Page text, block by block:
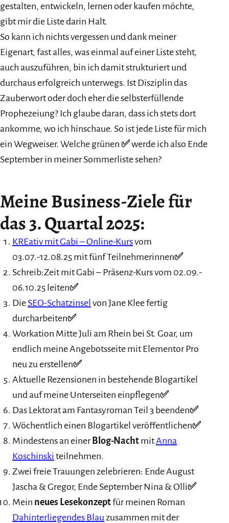
gestalten, entwickeln, lernen oder kaufen möchte,
gibt mir die Liste darin Halt.
So kann ich nichts vergessen und dank meiner
Eigenart, fast alles, was einmal auf einer Liste steht,
auch auszuführen, bin ich damit strukturiert und
durchaus erfolgreich unterwegs. Ist Disziplin das
Zauberwort oder doch eher die selbsterfüllende
Prophezeiung? Ich glaube daran, dass ich stets dort
ankomme, wo ich hinschaue. So ist jede Liste für mich
ein Wegweiser. Welche grünen ✅werde ich also Ende
September in meiner Sommerliste sehen?
Meine Business-Ziele für
das 3. Quartal 2025:
KREativ mit Gabi – Online-Kursvom
03.07.-12.08.25 mit fünf Teilnehmerinnen✅
Schreib:Zeit mit Gabi – Präsenz-Kurs vom 02.09.-
06.10.25 leiten✅
Die SEO-Schatzinsel von Jane Klee fertig
durcharbeiten✅
Workation Mitte Juli am Rhein bei St. Goar, um
endlich meine Angebotsseite mit Elementor Pro
neu zu erstellen✅
Aktuelle Rezensionen in bestehende Blogartikel
und auf meine Unterseiten einpflegen✅
Das Lektorat am Fantasyroman Teil 3 beenden✅
Wöchentlich einen Blogartikel veröffentlichen✅
Mindestens an einerBlog-Nacht mitAnna
Koschinski teilnehmen.
Zwei freie Trauungen zelebrieren: Ende August
Jascha & Gregor, Ende September Nina & Olli✅
Mein neues Lesekonzeptfür meinen Roman
Dahinterliegendes Blauzusammen mit der